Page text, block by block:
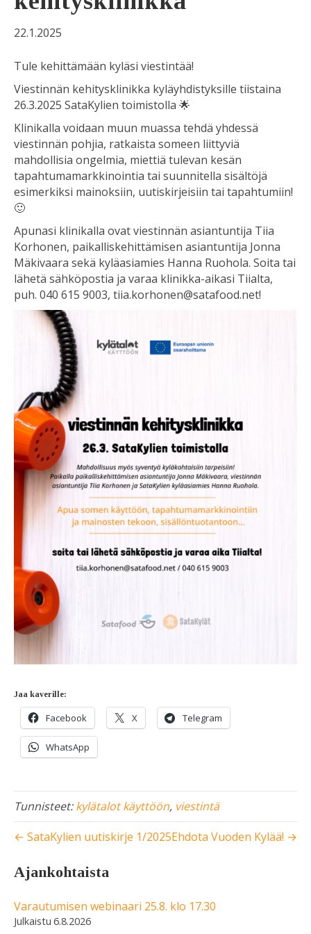
22.1.2025
Tule kehittämään kyläsi viestintää!
Viestinnän kehitysklinikka kyläyhdistyksille tiistaina
26.3.2025 SataKylien toimistolla 🌟
Klinikalla voidaan muun muassa tehdä yhdessä
viestinnän pohjia, ratkaista someen liittyviä
mahdollisia ongelmia, miettiä tulevan kesän
tapahtumamarkkinointia tai suunnitella sisältöjä
esimerkiksi mainoksiin, uutiskirjeisiin tai tapahtumiin!
🙂
Apunasi klinikalla ovat viestinnän asiantuntija Tiia
Korhonen, paikalliskehittämisen asiantuntija Jonna
Mäkivaara sekä kyläasiamies Hanna Ruohola. Soita tai
lähetä sähköpostia ja varaa klinikka-aikasi Tiialta,
puh. 040 615 9003, tiia.korhonen@satafood.net!
Jaa kaverille:
Facebook X Telegram
WhatsApp
Tunnisteet:kylätalot käyttöön, viestintä
← SataKylien uutiskirje 1/2025Ehdota Vuoden Kylää! →
Ajankohtaista
Varautumisen webinaari 25.8. klo 17.30
6.8.2026